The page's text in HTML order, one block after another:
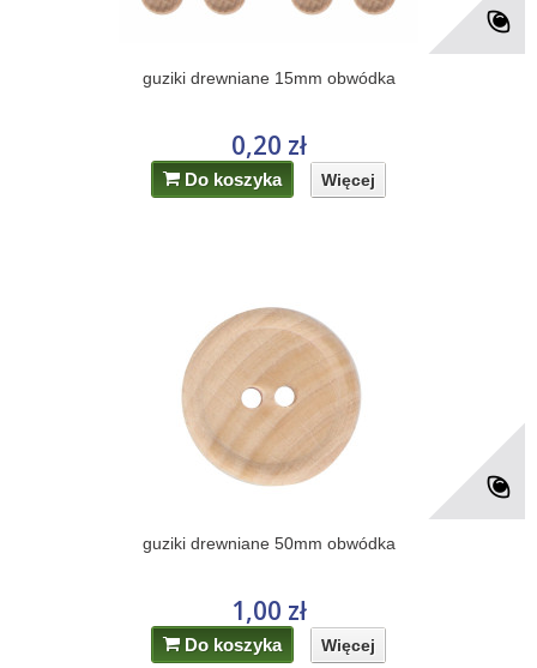
guziki drewniane 15mm obwódka
0,20 zł
Do koszyka Więcej
guziki drewniane 50mm obwódka
1,00 zł
Do koszyka Więcej